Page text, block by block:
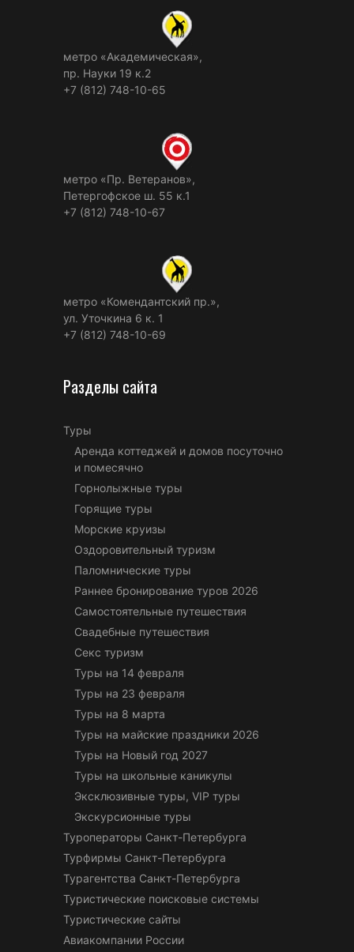
метро «Академическая»,
пр. Науки 19 к.2
+7 (812) 748-10-65
метро «Пр. Ветеранов»,
Петергофское ш. 55 к.1
+7 (812) 748-10-67
метро «Комендантский пр.»,
ул. Уточкина 6 к. 1
+7 (812) 748-10-69
Разделы сайта
Туры
Аренда коттеджей и домов посуточно
и помесячно
Горнолыжные туры
Горящие туры
Морские круизы
Оздоровительный туризм
Паломнические туры
Раннее бронирование туров 2026
Самостоятельные путешествия
Свадебные путешествия
Секс туризм
Туры на 14 февраля
Туры на 23 февраля
Туры на 8 марта
Туры на майские праздники 2026
Туры на Новый год 2027
Туры на школьные каникулы
Эксклюзивные туры, VIP туры
Экскурсионные туры
Туроператоры Санкт-Петербурга
Турфирмы Санкт-Петербурга
Турагентства Санкт-Петербурга
Туристические поисковые системы
Туристические сайты
Авиакомпании России